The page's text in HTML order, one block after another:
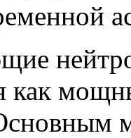
как